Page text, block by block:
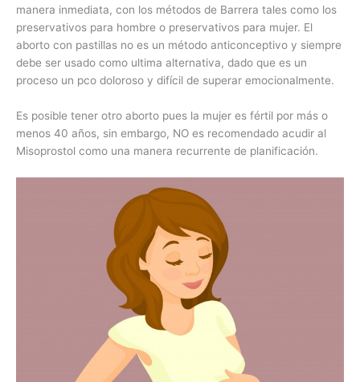
manera inmediata, con los métodos de Barrera tales como los
preservativos para hombre o preservativos para mujer. El
aborto con pastillas no es un método anticonceptivo y siempre
debe ser usado como ultima alternativa, dado que es un
proceso un pco doloroso y difícil de superar emocionalmente.
Es posible tener otro aborto pues la mujer es fértil por más o
menos 40 años, sin embargo, NO es recomendado acudir al
Misoprostol como una manera recurrente de planificación.